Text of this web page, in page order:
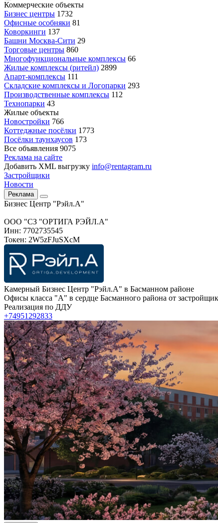
Коммерческие объекты
Бизнес центры 1732
Офисные особняки 81
Коворкинги 137
Башни Москва-Сити 29
Торговые центры 860
Многофункциональные комплексы 66
Жилые комплексы (ритейл) 2899
Апарт-комплексы 111
Складские комплексы и Логопарки 293
Производственные комплексы 112
Технопарки 43
Жилые объекты
Новостройки 766
Коттеджные посёлки 1773
Посёлки таунхаусов 173
Все объявления 9075
Реклама на сайте
Добавить XML выгрузку info@rentagram.ru
Застройщики
Новости
Реклама
Бизнес Центр "Рэйл.А"
ООО "СЗ "ОРТИГА РЭЙЛ.А"
Инн: 7702735545
Токен: 2W5zFJuSXcM
Камерный Бизнес Центр "Рэйл.А" в Басманном районе
Офисы класса "А" в сердце Басманного района от
Реализация по ДДУ
+74951292833